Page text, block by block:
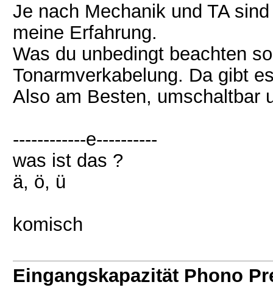
Je nach Mechanik und TA
meine Erfahrung.
Was du unbedingt beachten
Tonarmverkabelung. Da gibt
Also am Besten, umschaltbar
------------e----------
was ist das ?
ä, ö, ü
komisch
Eingangskapazität Phono